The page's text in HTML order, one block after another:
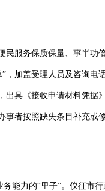
服务保质保量、事半功
，加盖受理人员及咨询电
具《接收申请材料凭据
者按照缺失条目补充或
能力的“里子”。仪征市行